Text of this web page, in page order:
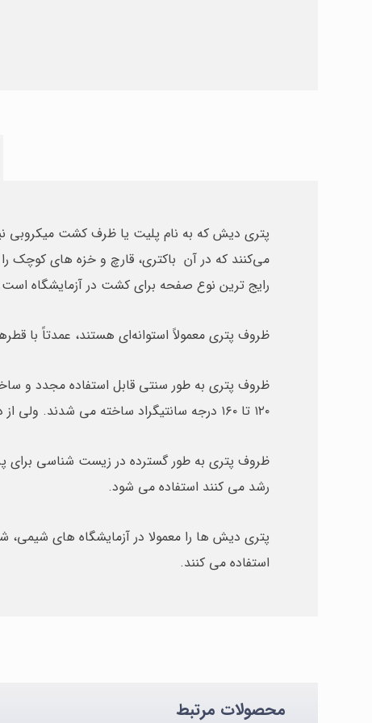
پتری دیش که به‌ نام پلیت یا ظرف کشت میکروبی
می‌کنند که در آن باکتری، قارچ و خزه های کوچک
رایج ترین نوع صفحه برای کشت در آزمایشگاه
ظروف پتری معمولاً استوانه‌ای هستند، عمدتاً با قطرهای بین ۳۰ میلی متر تا ۲۰۰ میلی‌ متر
ظروف پتری به طور سنتی قابل استفاده مجدد و
۱۲۰ تا ۱۶۰ درجه سانتیگراد ساخته می شدند. ولی از دهه ۲۰۱۰،
ظروف پتری به طور گسترده در زیست شناسی برای
رشد می کنند استفاده می شود.
پتری دیش ها را معمولا در آزمایشگاه های
استفاده می کنند.
محصولات مرتبط